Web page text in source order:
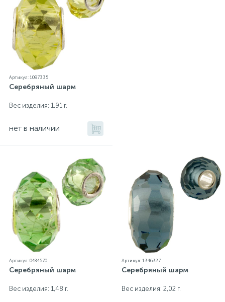
Артикул: 1097335
Серебряный шарм
Вес изделия: 1,91 г.
нет в наличии
Артикул: 0484570
Серебряный шарм
Вес изделия: 1,48 г.
Артикул: 1346327
Серебряный шарм
Вес изделия: 2,02 г.